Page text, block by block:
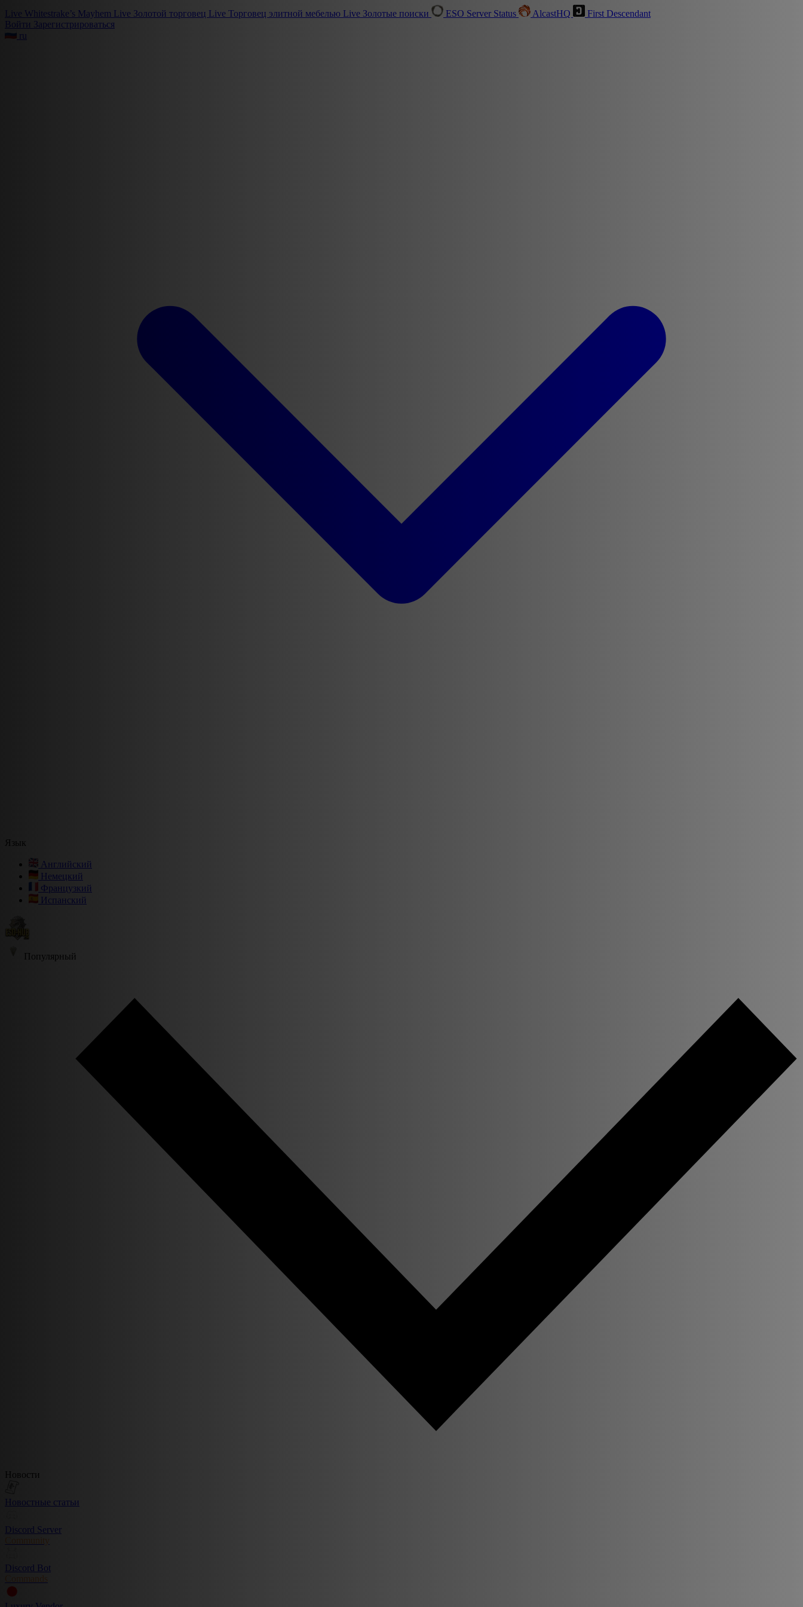
Live Whitestrake’s Mayhem Live Золотой торговец Live Торговец элитной мебелью Live Золотые поиски ESO Server Status AlcastHQ
First Descendant
Войти Зарегистрироваться
ru
Язык
Английский
Немецкий
Французкий
Испанский
Популярный
Новости
Новостные статьи
Discord Server
Community
Discord Bot